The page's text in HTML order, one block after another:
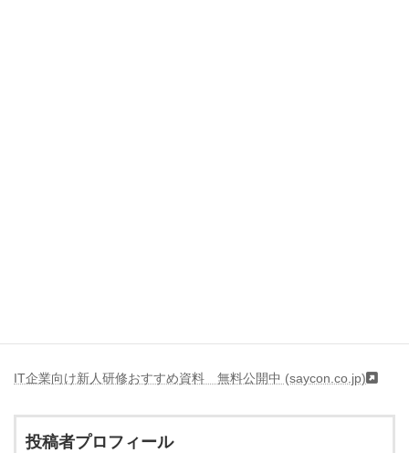
IT企業向け新人研修おすすめ資料 無料公開中 (saycon.co.jp)
投稿者プロフィール